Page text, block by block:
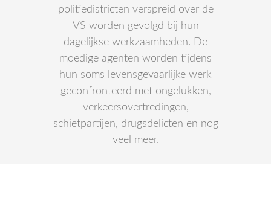
politiedistricten verspreid over de
VS worden gevolgd bij hun
dagelijkse werkzaamheden. De
moedige agenten worden tijdens
hun soms levensgevaarlijke werk
geconfronteerd met ongelukken,
verkeersovertredingen,
schietpartijen, drugsdelicten en nog
veel meer.